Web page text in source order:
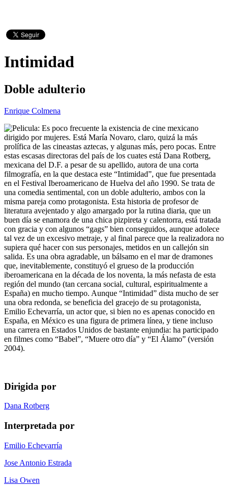
Intimidad
Doble adulterio
Enrique Colmena
Es poco frecuente la existencia de cine mexicano
dirigido por mujeres. Está María Novaro, claro, quizá la más
prolífica de las cineastas aztecas, y algunas más, pero pocas. Entre
estas escasas directoras del país de los cuates está Dana Rotberg,
mexicana del D.F. a pesar de su apellido, autora de una corta
filmografía, en la que destaca este “Intimidad”, que fue presentada
en el Festival Iberoamericano de Huelva del año 1990. Se trata de
una comedia sentimental, con un doble adulterio, ambos con la
misma pareja como protagonista. Esta historia de profesor de
literatura avejentado y algo amargado por la rutina diaria, que un
buen día se enamora de una chica pizpireta y calentorra, está tratada
con gracia y con algunos “gags” bien conseguidos, aunque adolece
tal vez de un excesivo metraje, y al final parece que la realizadora no
supiera qué hacer con sus personajes, metidos en un callejón sin
salida. Es una obra agradable, un bálsamo en el mar de dramones
que, inevitablemente, constituyó el grueso de la producción
iberoamericana en la década de los noventa, la más nefasta de esta
región del mundo (tan cercana social, cultural, espiritualmente a
España) en mucho tiempo. Aunque “Intimidad” dista mucho de ser
una obra redonda, se beneficia del gracejo de su protagonista,
Emilio Echevarría, un actor que, si bien no es apenas conocido en
España, en México es una figura de primera línea, y tiene incluso
una carrera en Estados Unidos de bastante enjundia: ha participado
en filmes como “Babel”, “Muere otro día” y “El Álamo” (versión
2004).
Dirigida por
Dana Rotberg
Interpretada por
Emilio Echevarría
Jose Antonio Estrada
Lisa Owen